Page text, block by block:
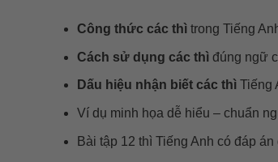
Công thức các thì trong Tiếng
Cách sử dụng các thì đúng ngữ
Dấu hiệu nhận biết các thì Tiếng
Ví dụ minh họa dễ hiểu – chuẩn
Bài tập 12 thì Tiếng Anh có đáp